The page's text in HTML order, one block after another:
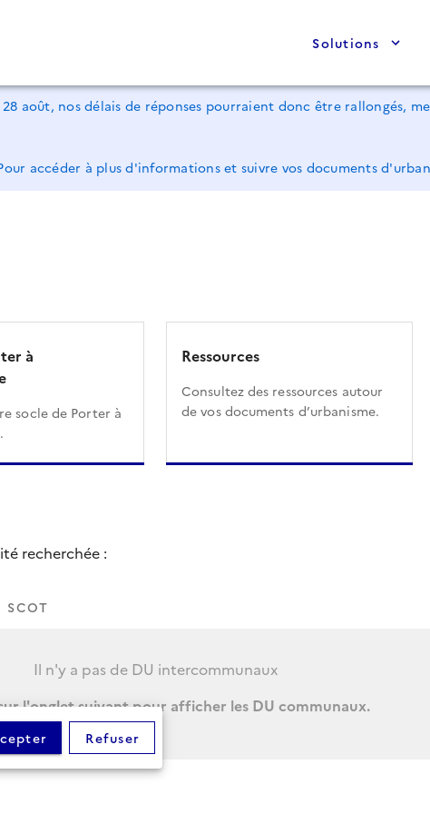
Solutions
août, nos délais de réponses pourraient donc être rallongés,
accéder à plus d'informations et suivre vos documents
à
socle de Porter à
Ressources
Consultez des ressources autour
de vos documents d’urbanisme.
recherchée :
SCOT
Il n'y a pas de DU intercommunaux
l'onglet suivant pour afficher les DU communaux.
Refuser